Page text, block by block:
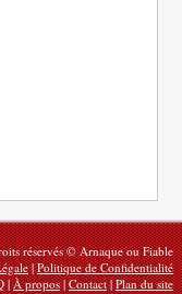
réservés © Arnaque ou Fiable
|Politique de Confidentialité
|À propos|Contact|Plan du site